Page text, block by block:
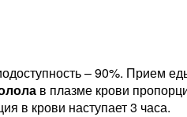
– 90%. Прием
в плазме крови
в крови наступает 3 часа.